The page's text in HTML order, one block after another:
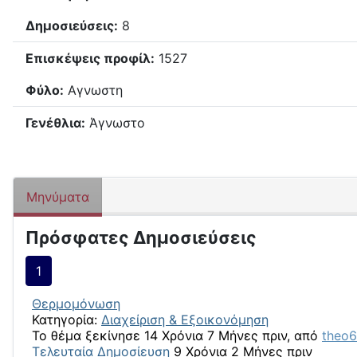
Δημοσιεύσεις: 8
Επισκέψεις προφίλ: 1527
Φύλο: Αγνωστη
Γενέθλια: Άγνωστο
Μηνύματα
Πρόσφατες Δημοσιεύσεις
1
Θερμομόνωση
Κατηγορία: Διαχείριση & Εξοικονόμηση
Το θέμα ξεκίνησε 14 Χρόνια 7 Μήνες πριν, από
Τελευταία Δημοσίευση 9 Χρόνια 2 Μήνες πριν